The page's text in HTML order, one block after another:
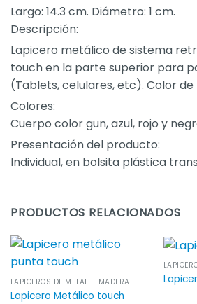
Largo: 14.3 cm. Diámetro: 1 cm.
Descripción:
Lapicero metálico de sistema
touch en la parte superior para
(Tablets, celulares, etc). Color de
Colores:
Cuerpo color gun, azul, rojo y
Presentación del producto:
Individual, en bolsita plástica
PRODUCTOS RELACIONADOS
LAPICEROS DE METAL - MADERA
Lapicero Metálico touch